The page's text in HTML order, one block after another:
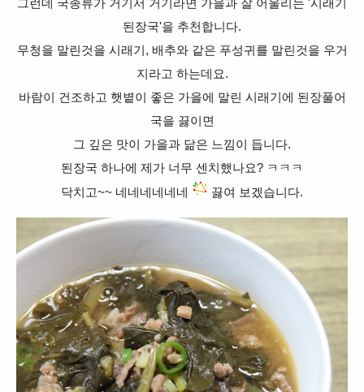
그런데 국종류가 거기서 거기라면 가을과 잘 어울리는 '시래기
된장국'을 추천합니다.
무청을 말린것을 시래기, 배추와 같은 푸성귀를 말린것을 우거
지라고 하는데요.
바람이 건조하고 햇볕이 좋은 가을에 말린 시래기에 된장풀어
국을 끓이면
그 깊은 맛이 가을과 닮은 느낌이 듭니다.
된장국 하나에 제가 너무 센치했나요? ㅋㅋㅋ
닥치고~~ 네네네네네네
끓여 보겠습니다.